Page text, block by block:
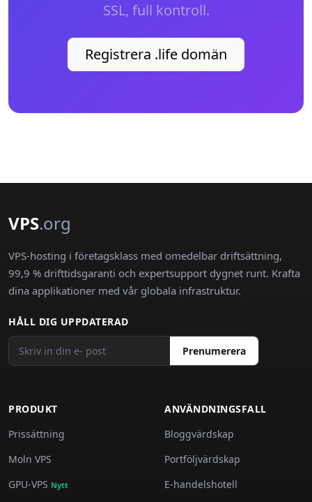
SSL, full kontroll.
Registrera .life domän
VPS.org
VPS-hosting i företagsklass med omedelbar driftsättning,
99,9 % drifttidsgaranti och expertsupport dygnet runt. Krafta
dina applikationer med vår globala infrastruktur.
HÅLL DIG UPPDATERAD
Prenumerera
PRODUKT
Prissättning
Moln VPS
GPU-VPS Nytt
ANVÄNDNINGSFALL
Bloggvärdskap
Portföljvärdskap
E-handelshotell